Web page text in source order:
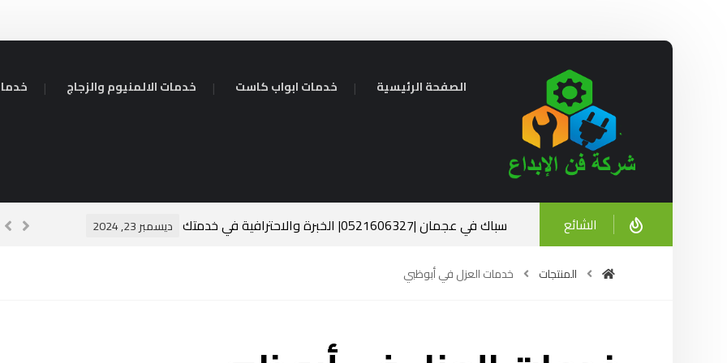
الصفحة الرئيسية خدمات ابواب كاست خدمات الالمنيوم والزجاج
الشائع سباك في عجمان |0521606327| الخبرة والاحترافية في خدمتك ديسمبر 23, 2024 ديسمبر 23, 2024
المنتجات خدمات العزل في أبوظبي